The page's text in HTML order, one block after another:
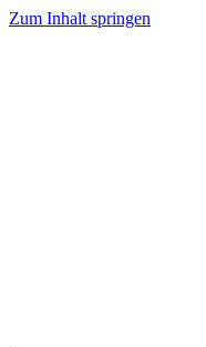
Zum Inhalt springen